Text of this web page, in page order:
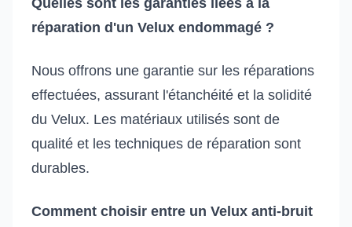
Quelles sont les garanties liées à la
réparation d'un Velux endommagé ?
Nous offrons une garantie sur les réparations
effectuées, assurant l'étanchéité et la solidité
du Velux. Les matériaux utilisés sont de
qualité et les techniques de réparation sont
durables.
Comment choisir entre un Velux anti-bruit